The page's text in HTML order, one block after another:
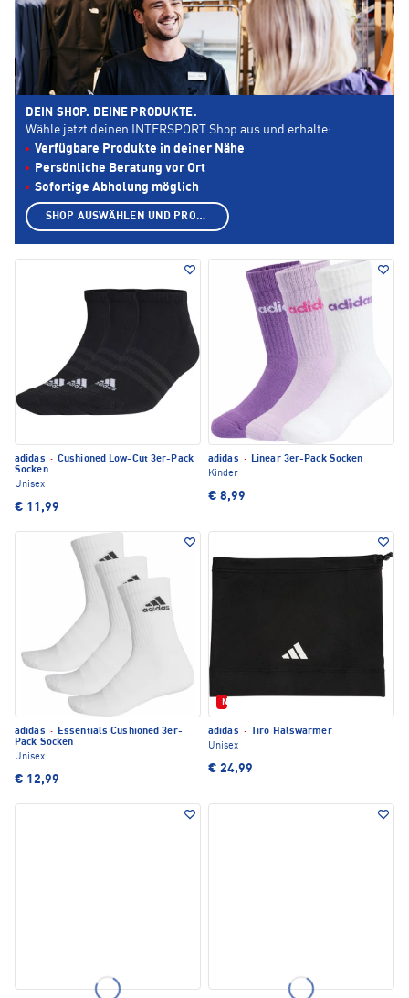
adidas · Cushioned Low-Cut 3er-Pack
Socken
Unisex
€ 11,99
adidas · Linear 3er-Pack Socken
Kinder
€ 8,99
adidas · Essentials Cushioned 3er-
Pack Socken
Unisex
€ 12,99
Neu
adidas ·
Tiro Halswärmer
Unisex
€ 24,99
DEIN SHOP. DEINE PRODUKTE.
Wähle jetzt deinen INTERSPORT Shop aus und erhalte:
Verfügbare Produkte in deiner Nähe
Persönliche Beratung vor Ort
Sofortige Abholung möglich
SHOP AUSWÄHLEN UND PRODUKTE ANZEIGEN